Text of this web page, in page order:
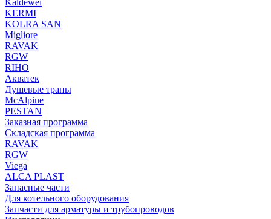
Kaldewei
KERMI
KOLRA SAN
Migliore
RAVAK
RGW
RIHO
Акватек
Душевые трапы
McAlpine
PESTAN
Заказная программа
Складская программа
RAVAK
RGW
Viega
АLCA PLAST
Запасные части
Для котельного оборудования
Запчасти для арматуры и трубопроводов